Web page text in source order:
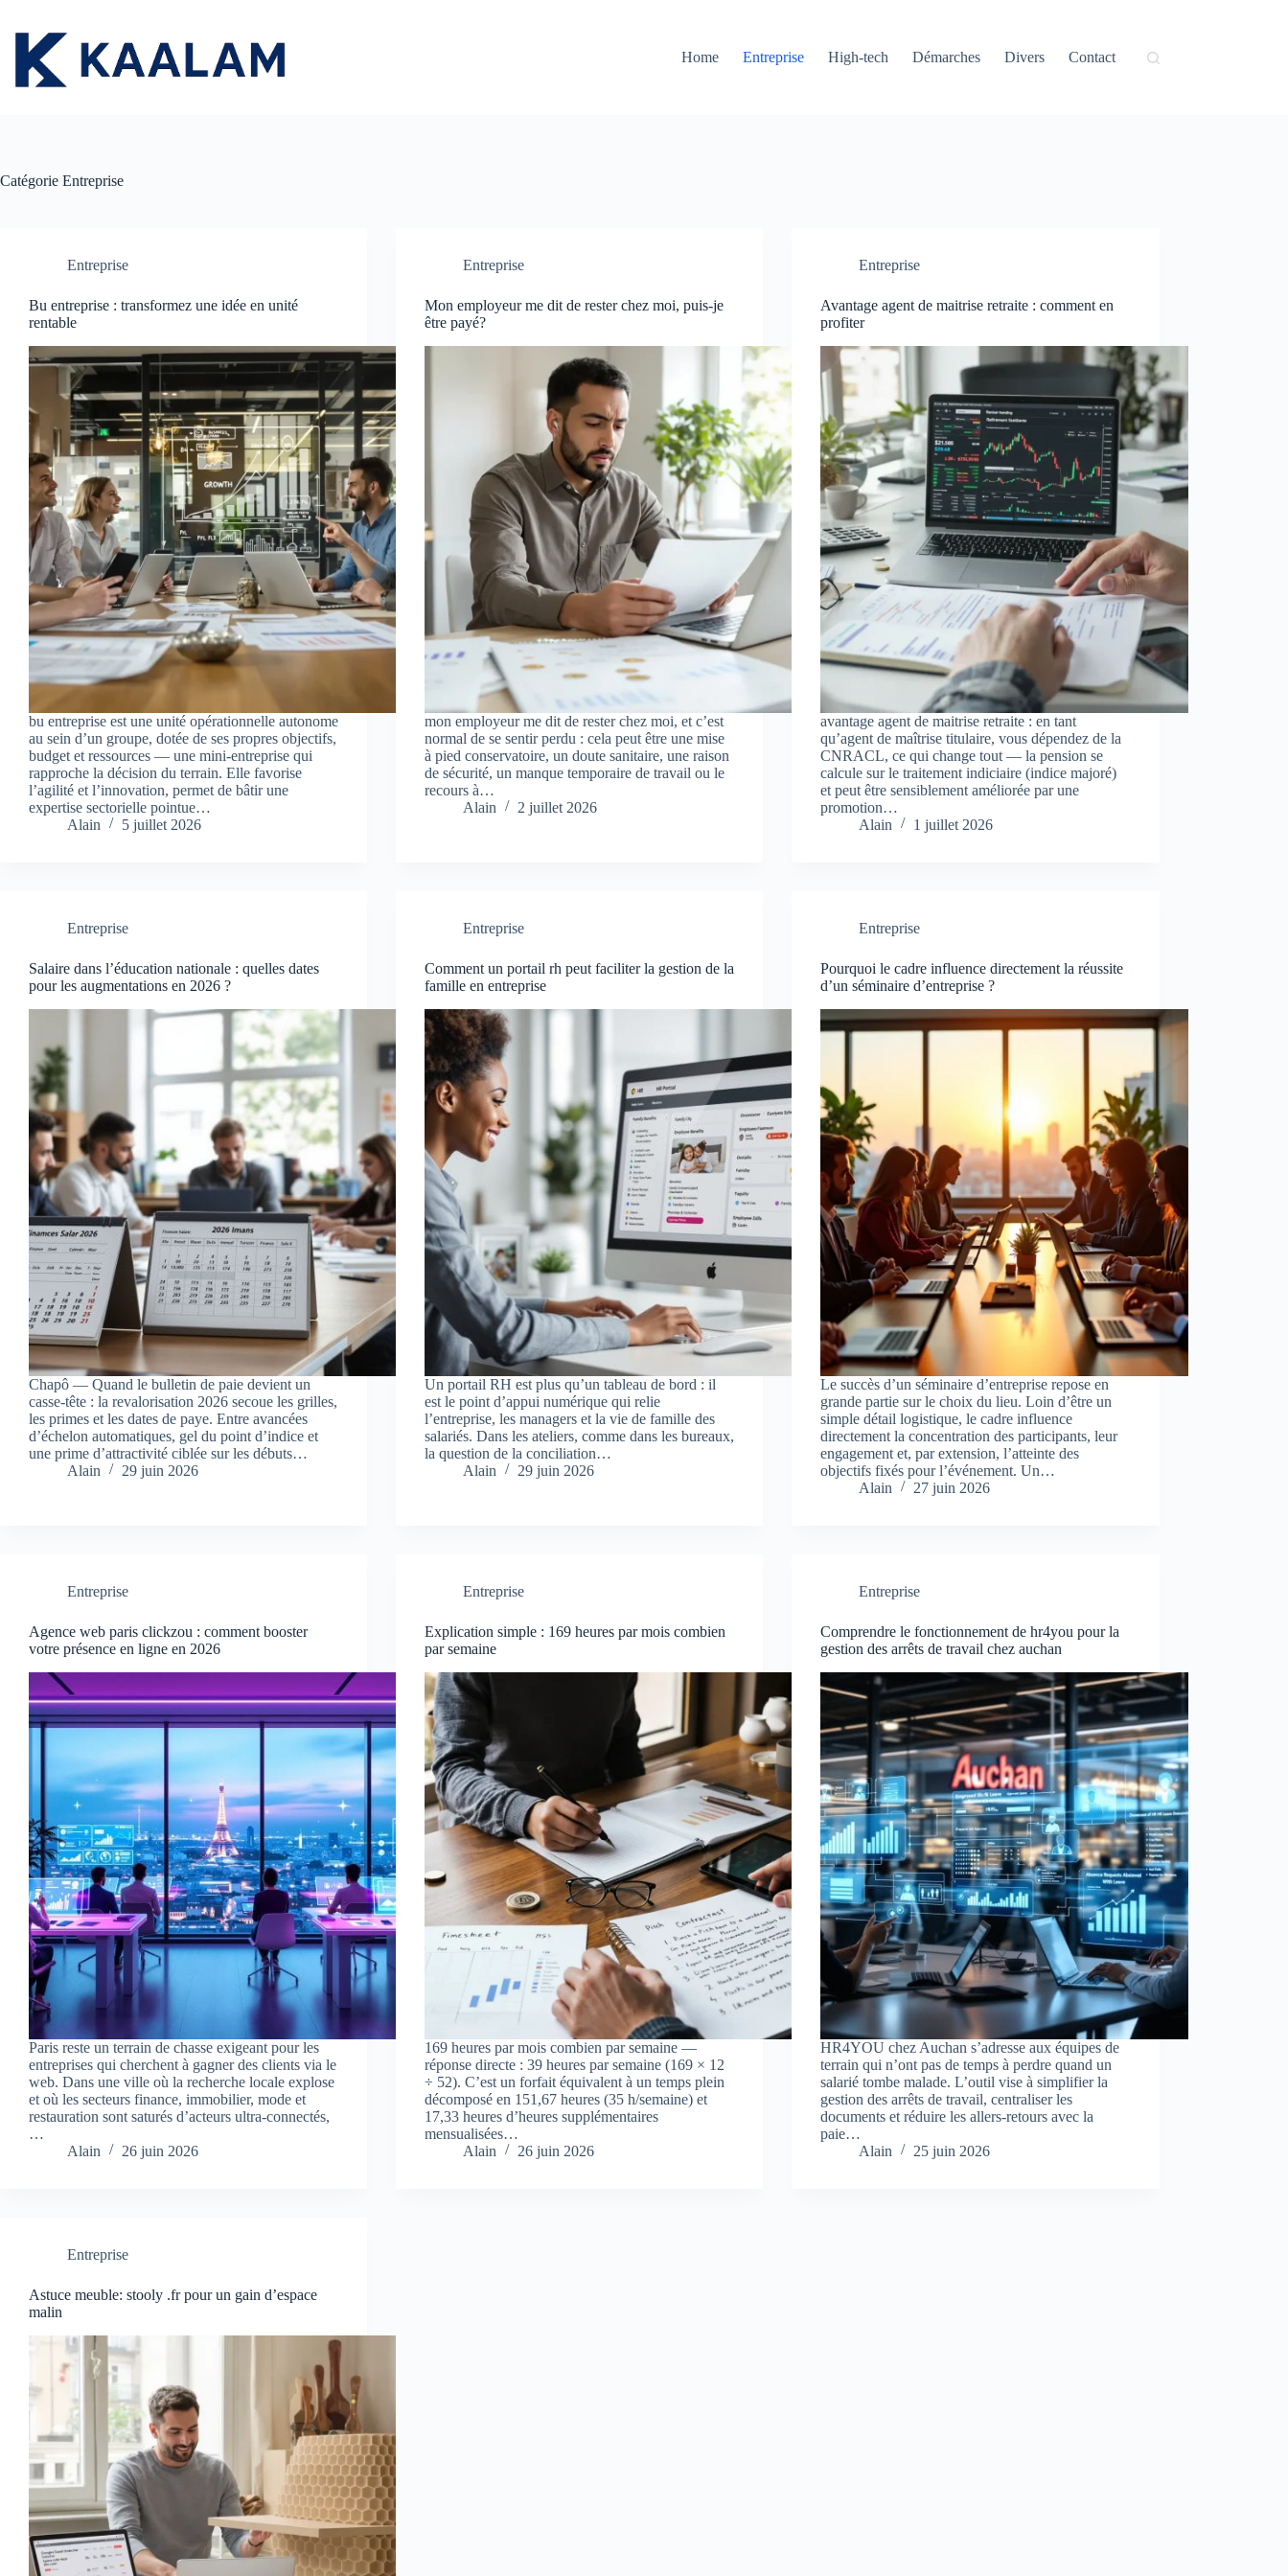
contenu
Home
Entreprise High-tech Démarches Divers Contact
Catégorie Entreprise
Entreprise
Bu entreprise : transformez une idée en unité
rentable
bu entreprise est une unité opérationnelle autonome
au sein d’un groupe, dotée de ses propres objectifs,
budget et ressources — une mini‑entreprise qui
rapproche la décision du terrain. Elle favorise
l’agilité et l’innovation, permet de bâtir une
expertise sectorielle pointue…
Alain
5 juillet 2026
Entreprise
Mon employeur me dit de rester chez moi, puis-je
être payé?
mon employeur me dit de rester chez moi, et c’est
normal de se sentir perdu : cela peut être une mise
à pied conservatoire, un doute sanitaire, une raison
de sécurité, un manque temporaire de travail ou le
recours à…
Alain
2 juillet 2026
Entreprise
Avantage agent de maitrise retraite : comment en
profiter
avantage agent de maitrise retraite : en tant
qu’agent de maîtrise titulaire, vous dépendez de la
CNRACL, ce qui change tout — la pension se
calcule sur le traitement indiciaire (indice majoré)
et peut être sensiblement améliorée par une
promotion…
Alain
1 juillet 2026
Entreprise
Salaire dans l’éducation nationale : quelles dates
pour les augmentations en 2026 ?
Chapô — Quand le bulletin de paie devient un
casse-tête : la revalorisation 2026 secoue les grilles,
les primes et les dates de paye. Entre avancées
d’échelon automatiques, gel du point d’indice et
une prime d’attractivité ciblée sur les débuts…
Alain
29 juin 2026
Entreprise
Comment un portail rh peut faciliter la gestion de la
famille en entreprise
Un portail RH est plus qu’un tableau de bord : il
est le point d’appui numérique qui relie
l’entreprise, les managers et la vie de famille des
salariés. Dans les ateliers, comme dans les bureaux,
la question de la conciliation…
Alain
29 juin 2026
Entreprise
Pourquoi le cadre influence directement la réussite
d’un séminaire d’entreprise ?
Le succès d’un séminaire d’entreprise repose en
grande partie sur le choix du lieu. Loin d’être un
simple détail logistique, le cadre influence
directement la concentration des participants, leur
engagement et, par extension, l’atteinte des
objectifs fixés pour l’événement. Un…
Alain
27 juin 2026
Entreprise
Agence web paris clickzou : comment booster
votre présence en ligne en 2026
Paris reste un terrain de chasse exigeant pour les
entreprises qui cherchent à gagner des clients via le
web. Dans une ville où la recherche locale explose
et où les secteurs finance, immobilier, mode et
restauration sont saturés d’acteurs ultra-connectés,
…
Alain
26 juin 2026
Entreprise
Explication simple : 169 heures par mois combien
par semaine
169 heures par mois combien par semaine —
réponse directe : 39 heures par semaine (169 × 12
÷ 52). C’est un forfait équivalent à un temps plein
décomposé en 151,67 heures (35 h/semaine) et
17,33 heures d’heures supplémentaires
mensualisées…
Alain
26 juin 2026
Entreprise
Comprendre le fonctionnement de hr4you pour la
gestion des arrêts de travail chez auchan
HR4YOU chez Auchan s’adresse aux équipes de
terrain qui n’ont pas de temps à perdre quand un
salarié tombe malade. L’outil vise à simplifier la
gestion des arrêts de travail, centraliser les
documents et réduire les allers-retours avec la
paie…
Alain
25 juin 2026
Entreprise
Astuce meuble: stooly .fr pour un gain d’espace
malin